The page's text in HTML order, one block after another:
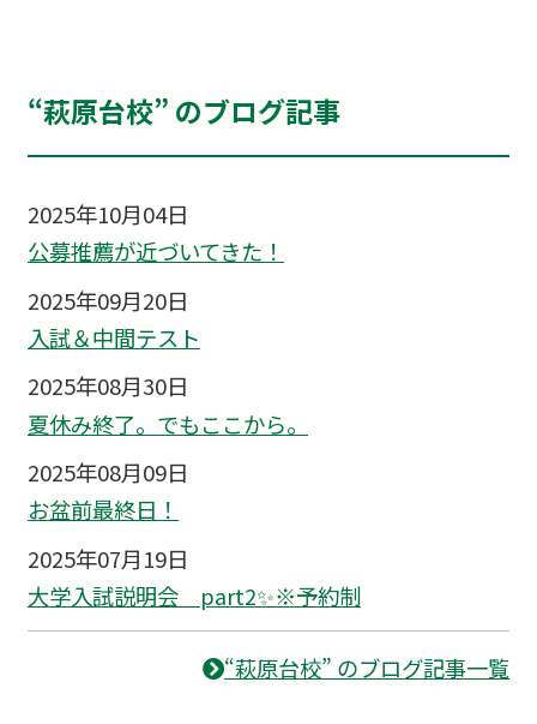
“萩原台校” のブログ記事
2025年10月04日
公募推薦が近づいてきた！
2025年09月20日
入試＆中間テスト
2025年08月30日
夏休み終了。でもここから。
2025年08月09日
お盆前最終日！
2025年07月19日
大学入試説明会 part2✨※予約制
“萩原台校” のブログ記事一覧